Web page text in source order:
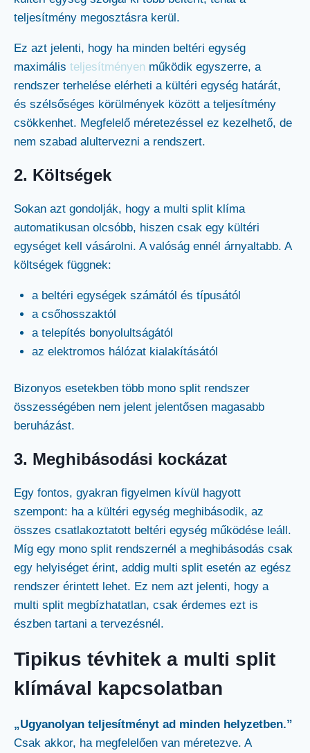
teljesítmény megosztásra kerül.
Ez azt jelenti, hogy ha minden beltéri egység
maximális teljesítményen működik egyszerre, a
rendszer terhelése elérheti a kültéri egység határát,
és szélsőséges körülmények között a teljesítmény
csökkenhet. Megfelelő méretezéssel ez kezelhető, de
nem szabad alultervezni a rendszert.
2. Költségek
Sokan azt gondolják, hogy a multi split klíma
automatikusan olcsóbb, hiszen csak egy kültéri
egységet kell vásárolni. A valóság ennél árnyaltabb. A
költségek függnek:
a beltéri egységek számától és típusától
a csőhosszaktól
a telepítés bonyolultságától
az elektromos hálózat kialakításától
Bizonyos esetekben több mono split rendszer
összességében nem jelent jelentősen magasabb
beruházást.
3. Meghibásodási kockázat
Egy fontos, gyakran figyelmen kívül hagyott
szempont: ha a kültéri egység meghibásodik, az
összes csatlakoztatott beltéri egység működése leáll.
Míg egy mono split rendszernél a meghibásodás csak
egy helyiséget érint, addig multi split esetén az egész
rendszer érintett lehet. Ez nem azt jelenti, hogy a
multi split megbízhatatlan, csak érdemes ezt is
észben tartani a tervezésnél.
Tipikus tévhitek a multi split
klímával kapcsolatban
„Ugyanolyan teljesítményt ad minden helyzetben.”
Csak akkor, ha megfelelően van méretezve. A